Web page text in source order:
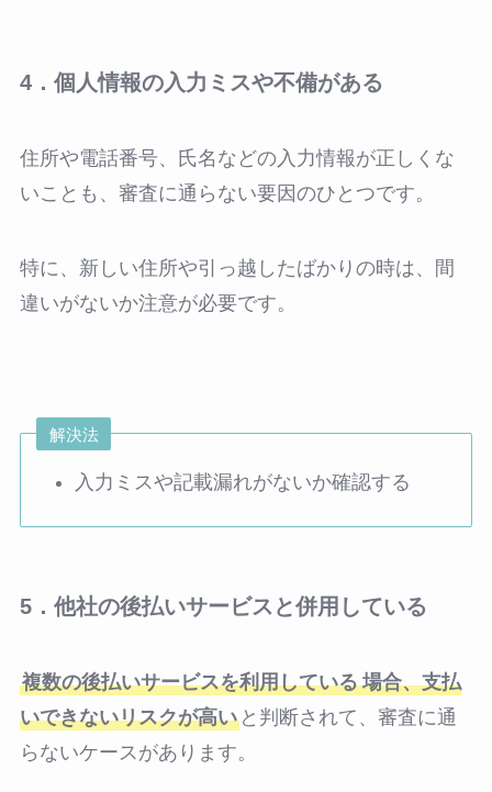
4．個人情報の入力ミスや不備がある
住所や電話番号、氏名などの入力情報が正しくな
いことも、審査に通らない要因のひとつです。
特に、新しい住所や引っ越したばかりの時は、間
違いがないか注意が必要です。
解決法
入力ミスや記載漏れがないか確認する
5．他社の後払いサービスと併用している
複数の後払いサービスを利用している 場合、支払
いできないリスクが高いと判断されて、審査に通
らないケースがあります。